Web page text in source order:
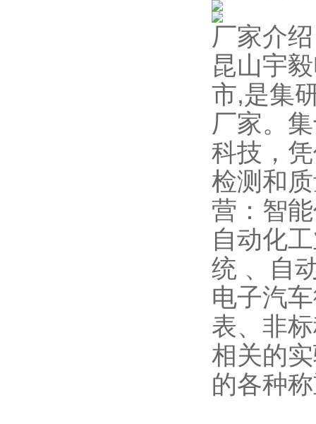
厂家介绍
昆山宇
市,是集
厂家。
科技，
检测和
营：智
自动化
统 、自
电子汽
表、非
相关的
的各种